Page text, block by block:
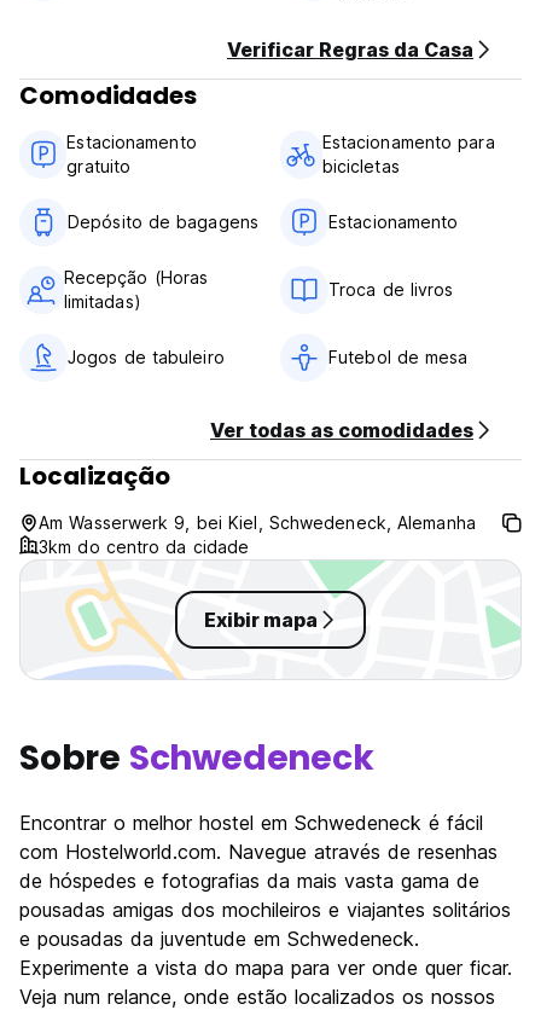
quartos individuais e duplos e quartos familiares ou uma
variedade de dormitórios. Nossos quartos têm temas
diferentes, como um quarto de flores ou um quarto de
ondas, para torná-los únicos à sua maneira. (Auto-translated
from original language)
Verificar Regras da Casa
Comodidades
Estacionamento
gratuito
Estacionamento para
bicicletas
Depósito de bagagens Estacionamento
Recepção (Horas
limitadas)
Troca de livros
Jogos de tabuleiro Futebol de mesa
Ver todas as comodidades
Localização
Am Wasserwerk 9, bei Kiel, Schwedeneck, Alemanha
3km do centro da cidade
Exibir mapa
Sobre Schwedeneck
Encontrar o melhor hostel em Schwedeneck é fácil
com Hostelworld.com. Navegue através de resenhas
de hóspedes e fotografias da mais vasta gama de
pousadas amigas dos mochileiros e viajantes solitários
e pousadas da juventude em Schwedeneck.
Experimente a vista do mapa para ver onde quer ficar.
Veja num relance, onde estão localizados os nossos